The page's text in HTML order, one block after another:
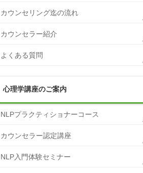
カウンセリング迄の流れ
カウンセラー紹介
よくある質問
心理学講座のご案内
NLPプラクティショナーコース
カウンセラー認定講座
NLP入門体験セミナー